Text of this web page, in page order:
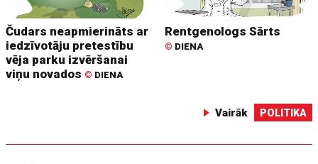
Čudars neapmierināts ar
iedzīvotāju pretestību
vēja parku izvēršanai
viņu novados © DIENA
Rentgenologs Sārts
© DIENA
Vairāk POLITIKA